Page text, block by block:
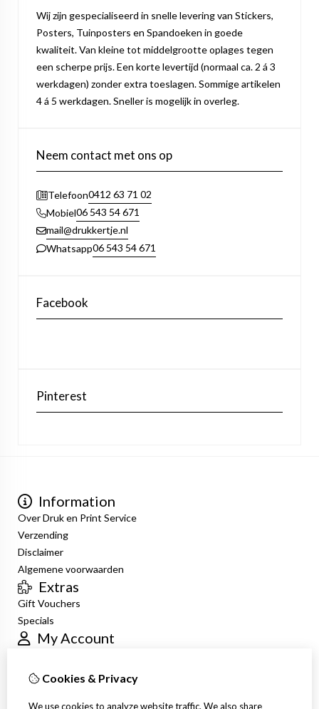
Wij zijn gespecialiseerd in snelle levering van Stickers,
Posters, Tuinposters en Spandoeken in goede
kwaliteit. Van kleine tot middelgrootte oplages tegen
een scherpe prijs. Een korte levertijd (normaal ca. 2 á 3
werkdagen) zonder extra toeslagen. Sommige artikelen
4 á 5 werkdagen. Sneller is mogelijk in overleg.
Neem contact met ons op
Telefoon0412 63 71 02
Mobiel06 543 54 671
mail@drukkertje.nl
Whatsapp06 543 54 671
Facebook
Pinterest
Information
Over Druk en Print Service
Verzending
Disclaimer
Algemene voorwaarden
Extras
Gift Vouchers
Specials
My Account
Order History
Cookies & Privacy
We use cookies to analyze website traffic. We also share